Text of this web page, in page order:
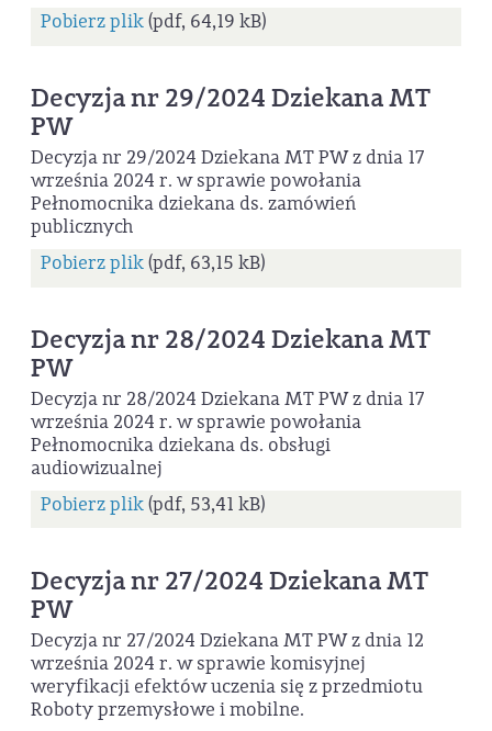
Pobierz plik(pdf, 64,19 kB)
Decyzja nr 29/2024 Dziekana MT
PW
Decyzja nr 29/2024 Dziekana MT PW z dnia 17
września 2024 r. w sprawie powołania
Pełnomocnika dziekana ds. zamówień
publicznych
Pobierz plik(pdf, 63,15 kB)
Decyzja nr 28/2024 Dziekana MT
PW
Decyzja nr 28/2024 Dziekana MT PW z dnia 17
września 2024 r. w sprawie powołania
Pełnomocnika dziekana ds. obsługi
audiowizualnej
Pobierz plik(pdf, 53,41 kB)
Decyzja nr 27/2024 Dziekana MT
PW
Decyzja nr 27/2024 Dziekana MT PW z dnia 12
września 2024 r. w sprawie komisyjnej
weryfikacji efektów uczenia się z przedmiotu
Roboty przemysłowe i mobilne.